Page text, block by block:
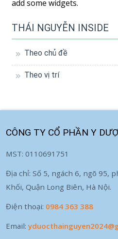
add some widgets.
THÁI NGUYỄN INSIDE
Theo chủ đề
Theo vị trí
CÔNG TY CỔ PHẦN Y
MST: 0110691751
Địa chỉ: Số 5, ngách 6, ngõ 95,
Khối, Quận Long Biên, Hà Nội.
Điện thoại: 0984 363 388
Email: